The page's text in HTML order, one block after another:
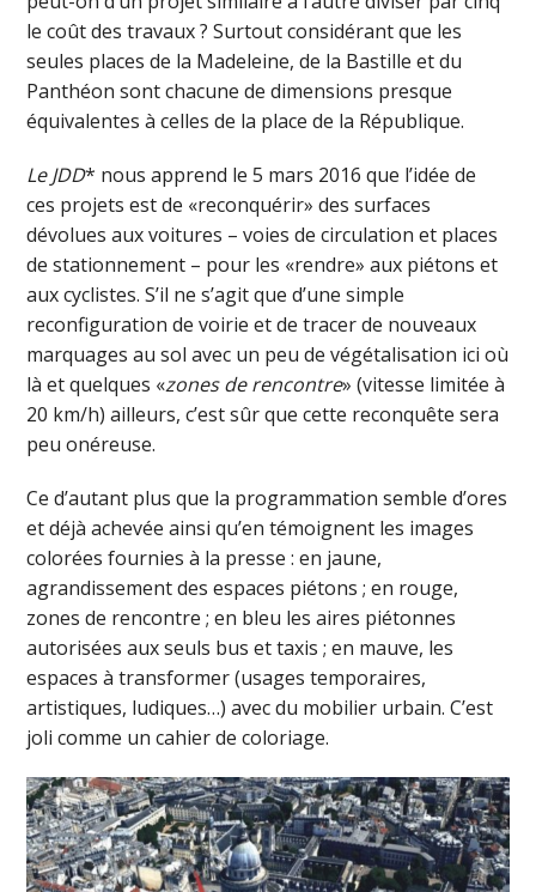
le coût des travaux ? Surtout considérant que les
seules places de la Madeleine, de la Bastille et du
Panthéon sont chacune de dimensions presque
équivalentes à celles de la place de la République.
Le JDD* nous apprend le 5 mars 2016 que l’idée de
ces projets est de «reconquérir» des surfaces
dévolues aux voitures – voies de circulation et places
de stationnement – pour les «rendre» aux piétons et
aux cyclistes. S’il ne s’agit que d’une simple
reconfiguration de voirie et de tracer de nouveaux
marquages au sol avec un peu de végétalisation ici où
là et quelques «zones de rencontre» (vitesse limitée à
20 km/h) ailleurs, c’est sûr que cette reconquête sera
peu onéreuse.
Ce d’autant plus que la programmation semble d’ores
et déjà achevée ainsi qu’en témoignent les images
colorées fournies à la presse : en jaune,
agrandissement des espaces piétons ; en rouge,
zones de rencontre ; en bleu les aires piétonnes
autorisées aux seuls bus et taxis ; en mauve, les
espaces à transformer (usages temporaires,
artistiques, ludiques…) avec du mobilier urbain. C’est
joli comme un cahier de coloriage.